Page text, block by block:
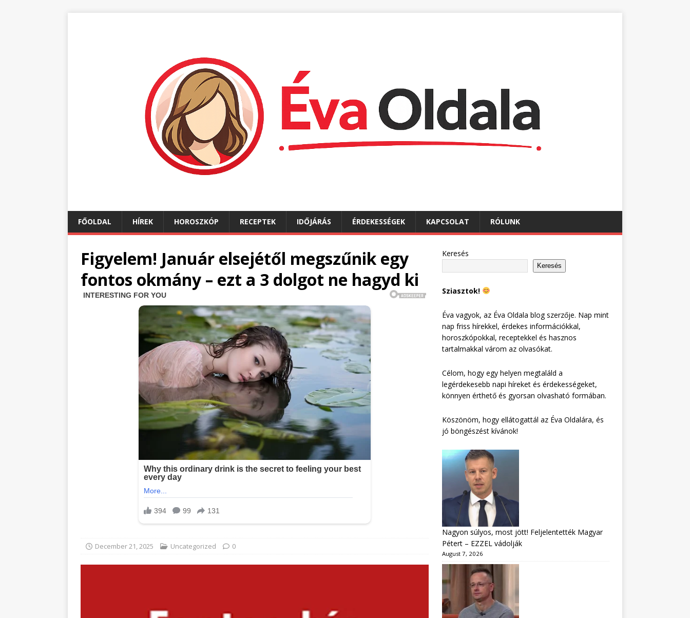
FŐOLDAL HÍREK HOROSZKÓP RECEPTEK IDŐJÁRÁS ÉRDEKESSÉGEK KAPCSOLAT RÓLUNK
Figyelem! Január elsejétől megszűnik egy
fontos okmány – ezt a 3 dolgot ne hagyd ki
December 21, 2025 Uncategorized 0
Keresés
Keresés
Sziasztok!
Éva vagyok, az Éva Oldala blog szerzője. Nap mint
nap friss hírekkel, érdekes információkkal,
horoszkópokkal, receptekkel és hasznos
tartalmakkal várom az olvasókat.
Célom, hogy egy helyen megtaláld a
legérdekesebb napi híreket és érdekességeket,
könnyen érthető és gyorsan olvasható formában.
Köszönöm, hogy ellátogattál az Éva Oldalára, és
jó böngészést kívánok!
Nagyon súlyos, most jött! Feljelentették Magyar
Pétert – EZZEL vádolják
August 7, 2026